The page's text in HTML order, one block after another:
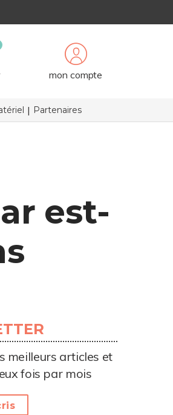
mon compte
Partenaires
est-
meilleurs articles et
fois par mois